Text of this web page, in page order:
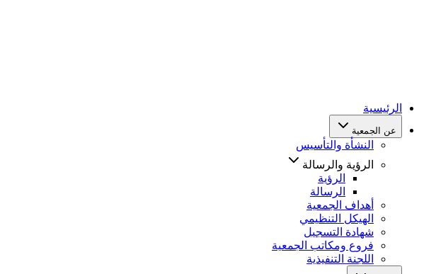
الرئيسية
عن الجمعية
النشأة والتأسيس
الرؤية والرسالة
الرؤية
الرسالة
أهداف الجمعية
الهيكل التنظيمي
شهادة التسجيل
فروع ومكاتب الجمعية
اللجنة التنفيذية